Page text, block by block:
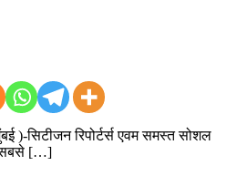
)-सिटीजन रिपोर्टर्स एवम समस्त सोशल
सबसे […]